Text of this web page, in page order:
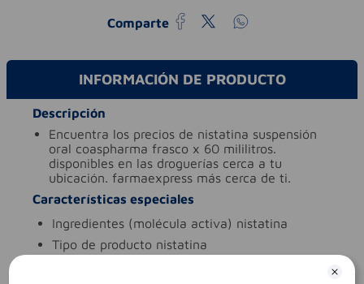
Comparte
INFORMACIÓN DE PRODUCTO
Descripción
encuentra los precios de nistatina suspensión
oral coaspharma frasco x 60 mililitros.
disponibles en las droguerías cerca a tu
ubicación. farmaexpress más cerca de ti.
Características especiales
ingredientes (molécula activa) nistatina
tipo de producto nistatina